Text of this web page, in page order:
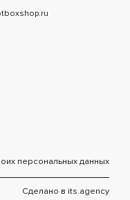
персональных данных
Сделано в its.agency